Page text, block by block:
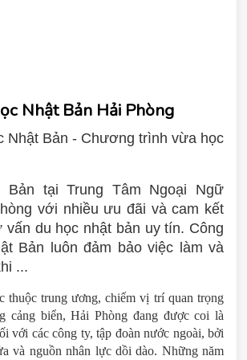
Nhật Bản Hải Phòng
Nhật Bản - Chương trình vừa học
Bản tại Trung Tâm Ngoại Ngữ
với nhiều ưu đãi và cam kết
vấn du học nhật bản uy tín. Công
Bản luôn đảm bảo việc làm và
...
thuộc trung ương, chiếm vị trí quan trọng
cảng biển, Hải Phòng đang được coi là
với các công ty, tập đoàn nước ngoài, bởi
và nguồn nhân lực dồi dào. Những năm